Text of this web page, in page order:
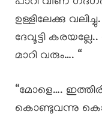
ഉള്ളിലേക്കു
ദേവൂട്ടി
മാറി വരും…. “
“മോളെ….
കൊണ്ടുവന്നു